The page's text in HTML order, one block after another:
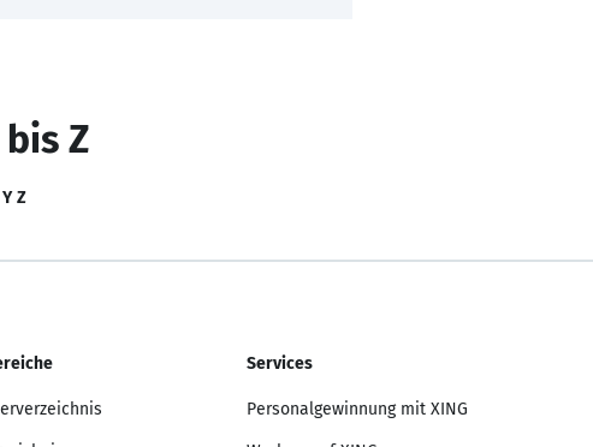
Z
Y Z
Services
Personalgewinnung mit XING